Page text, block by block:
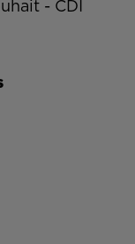
- CDI